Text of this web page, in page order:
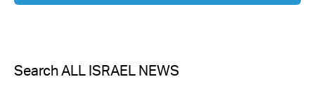
Search ALL ISRAEL NEWS